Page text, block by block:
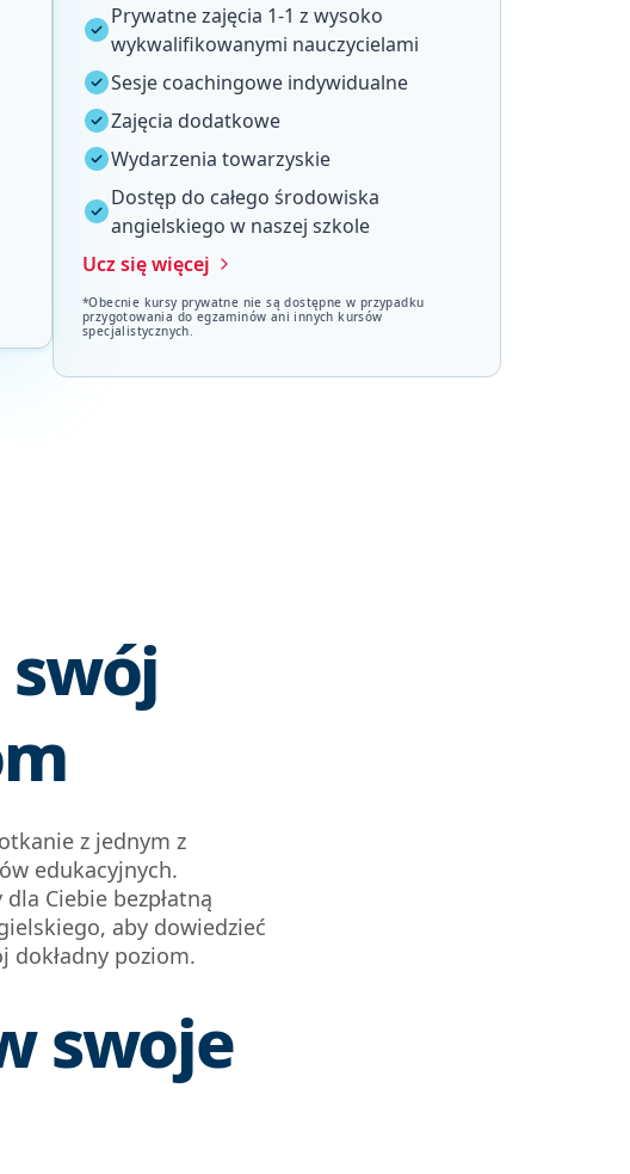
Prywatne zajęcia 1-1 z wysoko
wykwalifikowanymi nauczycielami
Sesje coachingowe indywidualne
Zajęcia dodatkowe
Wydarzenia towarzyskie
Dostęp do całego środowiska
angielskiego w naszej szkole
Ucz się więcej
*Obecnie kursy prywatne nie są dostępne w przypadku
przygotowania do egzaminów ani innych kursów
specjalistycznych.
swój
z jednym z
edukacyjnych.
Ciebie bezpłatną
aby dowiedzieć
dokładny poziom.
swoje